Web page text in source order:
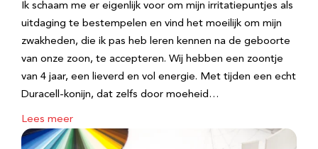
Ik schaam me er eigenlijk voor om mijn irritatiepuntjes als
uitdaging te bestempelen en vind het moeilijk om mijn
zwakheden, die ik pas heb leren kennen na de geboorte
van onze zoon, te accepteren. Wij hebben een zoontje
van 4 jaar, een lieverd en vol energie. Met tijden een echt
Duracell-konijn, dat zelfs door moeheid…
Lees meer